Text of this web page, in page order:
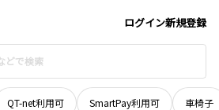
ログイン新規登録
QT-net利用可 SmartPay利用可 車椅子